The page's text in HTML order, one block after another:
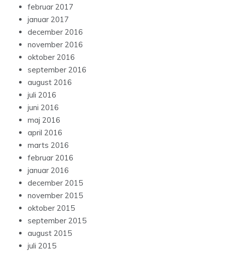
februar 2017
januar 2017
december 2016
november 2016
oktober 2016
september 2016
august 2016
juli 2016
juni 2016
maj 2016
april 2016
marts 2016
februar 2016
januar 2016
december 2015
november 2015
oktober 2015
september 2015
august 2015
juli 2015